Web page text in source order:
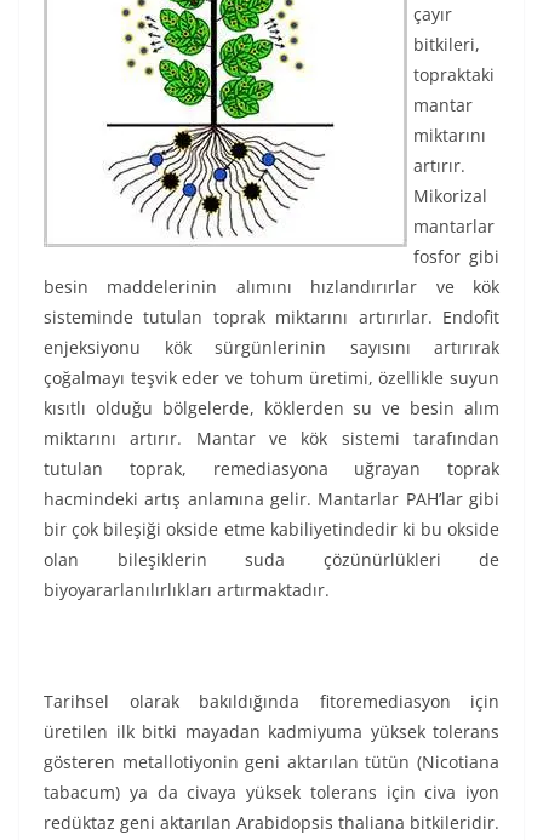
çayır
bitkileri,
topraktaki
mantar
miktarını
artırır.
Mikorizal
mantarlar
fosfor gibi
besin maddelerinin alımını hızlandırırlar ve kök
sisteminde tutulan toprak miktarını artırırlar. Endofit
enjeksiyonu kök sürgünlerinin sayısını artırırak
çoğalmayı teşvik eder ve tohum üretimi, özellikle suyun
kısıtlı olduğu bölgelerde, köklerden su ve besin alım
miktarını artırır. Mantar ve kök sistemi tarafından
tutulan toprak, remediasyona uğrayan toprak
hacmindeki artış anlamına gelir. Mantarlar PAH’lar gibi
bir çok bileşiği okside etme kabiliyetindedir ki bu okside
olan bileşiklerin suda çözünürlükleri de
biyoyararlanılırlıkları artırmaktadır.
Tarihsel olarak bakıldığında fitoremediasyon için
üretilen ilk bitki mayadan kadmiyuma yüksek tolerans
gösteren metallotiyonin geni aktarılan tütün (Nicotiana
tabacum) ya da civaya yüksek tolerans için civa iyon
redüktaz geni aktarılan Arabidopsis thaliana bitkileridir.